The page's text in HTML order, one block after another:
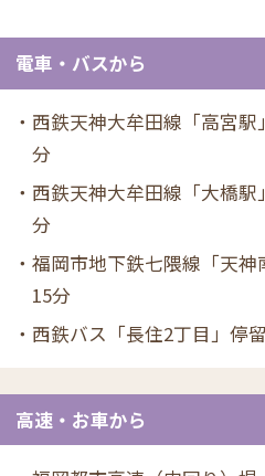
電車・バスから
西鉄天神大牟田線「高宮
分
西鉄天神大牟田線「大橋
分
福岡市地下鉄七隈線「天
15分
西鉄バス「長住2丁目」停
高速・お車から